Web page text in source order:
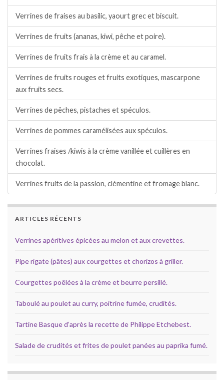
Verrines de fraises au basilic, yaourt grec et biscuit.
Verrines de fruits (ananas, kiwi, pêche et poire).
Verrines de fruits frais à la crème et au caramel.
Verrines de fruits rouges et fruits exotiques, mascarpone
aux fruits secs.
Verrines de pêches, pistaches et spéculos.
Verrines de pommes caramélisées aux spéculos.
Verrines fraises /kiwis à la crème vanillée et cuillères en
chocolat.
Verrines fruits de la passion, clémentine et fromage blanc.
ARTICLES RÉCENTS
Verrines apéritives épicées au melon et aux crevettes.
Pipe rigate (pâtes) aux courgettes et chorizos à griller.
Courgettes poêlées à la crème et beurre persillé.
Taboulé au poulet au curry, poitrine fumée, crudités.
Tartine Basque d’après la recette de Philippe Etchebest.
Salade de crudités et frites de poulet panées au paprika fumé.